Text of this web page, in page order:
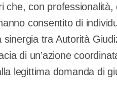
che, con
consentito di
tra Autorità
di un’azione
legittima domanda di